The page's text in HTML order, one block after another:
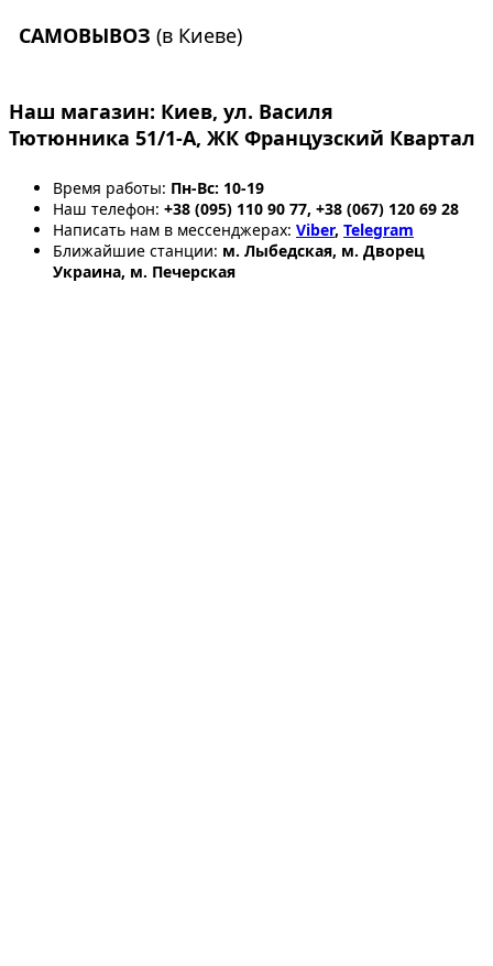
САМОВЫВОЗ (в Киеве)
Наш магазин: Киев, ул. Василя
Тютюнника 51/1-А, ЖК Французский Квартал
Время работы: Пн-Вс: 10-19
Наш телефон: +38 (095) 110 90 77, +38 (067) 120 69 28
Написать нам в мессенджерах: Viber, Telegram
Ближайшие станции: м. Лыбедская, м. Дворец
Украина, м. Печерская